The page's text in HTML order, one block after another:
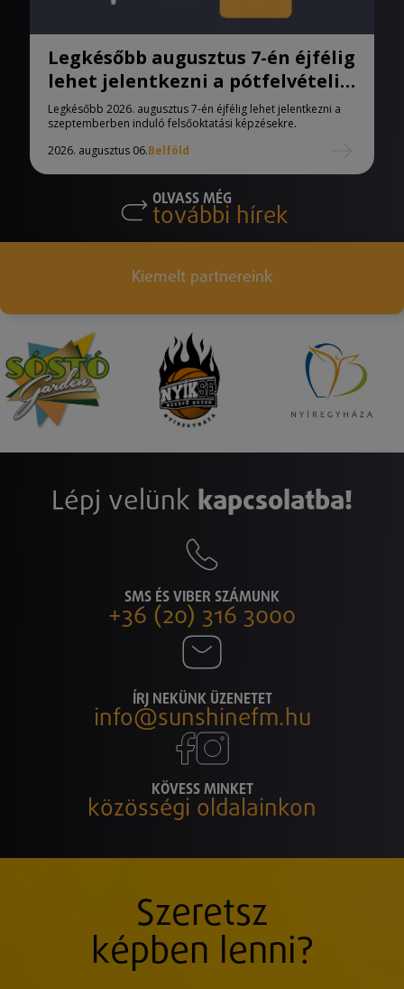
Legkésőbb augusztus 7-én éjfélig
lehet jelentkezni a pótfelvételi
eljárásban
Legkésőbb 2026. augusztus 7-én éjfélig lehet jelentkezni a
szeptemberben induló felsőoktatási képzésekre.
2026. augusztus 06.Belföld
OLVASS MÉG
további hírek
Kiemelt partnereink
Lépj velünk kapcsolatba!
SMS ÉS VIBER SZÁMUNK
+36 (20) 316 3000
ÍRJ NEKÜNK ÜZENETET
info@sunshinefm.hu
KÖVESS MINKET
közösségi oldalainkon
Szeretsz
képben lenni?